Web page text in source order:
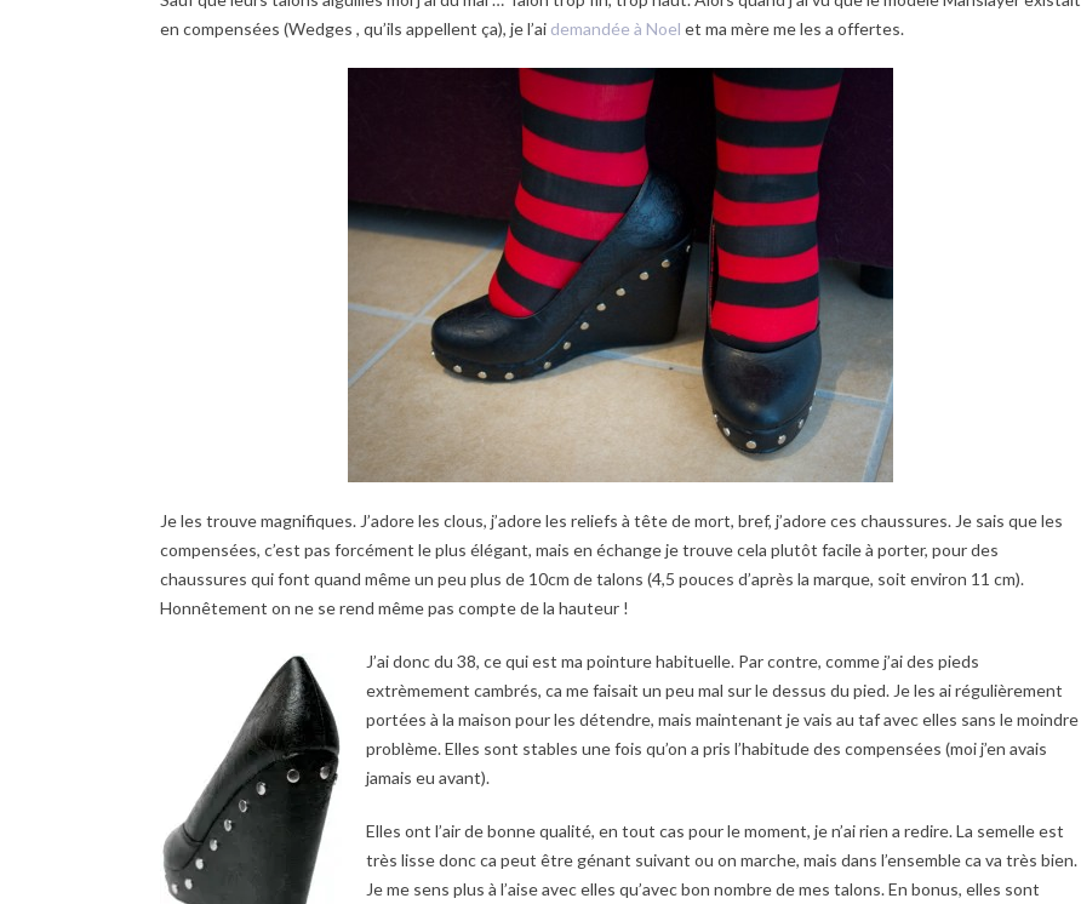
en compensées (Wedges , qu’ils appellent ça), je l’ai demandée à Noel et ma mère me les a offertes.
Je les trouve magnifiques. J’adore les clous, j’adore les reliefs à tête de mort, bref, j’adore ces chaussures. Je sais que les
compensées, c’est pas forcément le plus élégant, mais en échange je trouve cela plutôt facile à porter, pour des
chaussures qui font quand même un peu plus de 10cm de talons (4,5 pouces d’après la marque, soit environ 11 cm).
Honnêtement on ne se rend même pas compte de la hauteur !
J’ai donc du 38, ce qui est ma pointure habituelle. Par contre, comme j’ai des pieds
extrèmement cambrés, ca me faisait un peu mal sur le dessus du pied. Je les ai régulièrement
portées à la maison pour les détendre, mais maintenant je vais au taf avec elles sans le moindre
problème. Elles sont stables une fois qu’on a pris l’habitude des compensées (moi j’en avais
jamais eu avant).
Elles ont l’air de bonne qualité, en tout cas pour le moment, je n’ai rien a redire. La semelle est
très lisse donc ca peut être génant suivant ou on marche, mais dans l’ensemble ca va très bien.
Je me sens plus à l’aise avec elles qu’avec bon nombre de mes talons. En bonus, elles sont